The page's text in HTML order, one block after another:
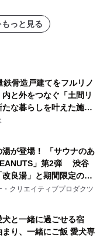
っと見る
鉄骨造戸建てをフルリノ
と外をつなぐ「土間リ
たな暮らしを叶えた施工
アースが公開
湯が登場！ 「サウナのあ
」第2弾 渋谷
良湯」と期間限定のコ
ン サウナイキタイコラ
決定！
クリエイティブプロダクツ
犬と一緒に過ごせる宿
り、一緒にご飯 愛犬専